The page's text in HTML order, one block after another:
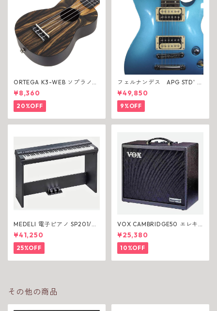
ORTEGA K3-WEB ソプラノ
ウクレレ
¥8,360
20%OFF
フェルナンデス APG STD' 16
VMB エレキギター
¥49,850
9%OFF
MEDELI 電子ピアノ SP201/BK
専用スタンド(ST430)付き 88
鍵
¥41,250
25%OFF
VOX CAMBRIDGE50 エレキ
ギターアンプ
¥25,380
10%OFF
その他の商品